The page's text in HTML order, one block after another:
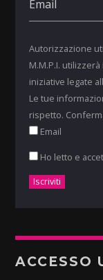
Autorizzazione
M.M.P.I.
iniziative legate
Le tue
rispetto.
Email
Ho letto e
ACCESSO